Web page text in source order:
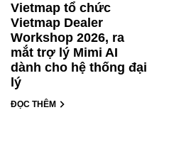
Vietmap tổ chức
Vietmap Dealer
Workshop 2026, ra
mắt trợ lý Mimi AI
dành cho hệ thống đại
lý
ĐỌC THÊM